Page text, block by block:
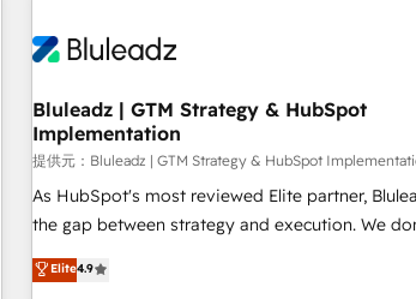
Bluleadz | GTM Strategy & HubSpot
Implementation
提供元：Bluleadz | GTM Strategy & HubSpot
As HubSpot's most reviewed Elite partner,
the gap between strategy and execution. We don't just "set
up tools" — we install the GTM Operating System
to align your leadership and engineer a portal
Elite4.9